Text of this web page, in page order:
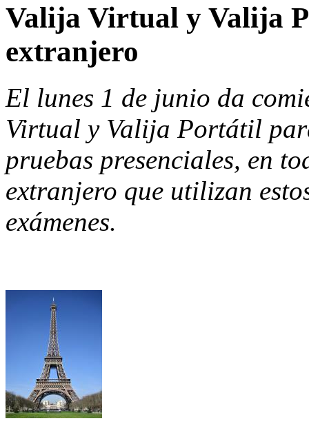
Valija Virtual y Valija
extranjero
El lunes 1 de junio da
Virtual y Valija Portátil
pruebas presenciales, en
extranjero que utilizan
exámenes.